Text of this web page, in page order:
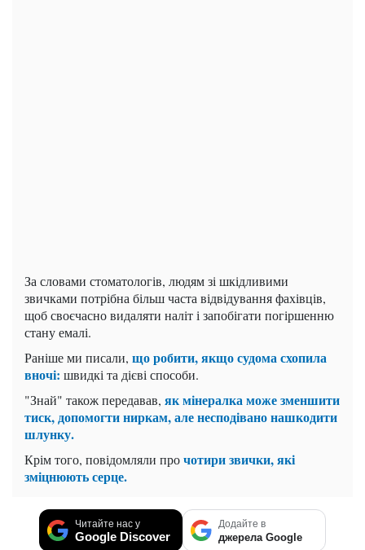
За словами стоматологів, людям зі шкідливими
звичками потрібна більш часта відвідування фахівців,
щоб своєчасно видаляти наліт і запобігати погіршенню
стану емалі.
Раніше ми писали, що робити, якщо судома схопила
вночі: швидкі та дієві способи.
"Знай" також передавав, як мінералка може зменшити
тиск, допомогти ниркам, але несподівано нашкодити
шлунку.
Крім того, повідомляли прочотири звички, які
зміцнюють серце.
Читайте нас у
Google Discover
Додайте в
джерела Google